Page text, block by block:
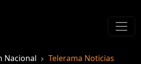
Nacional Telerama Noticias